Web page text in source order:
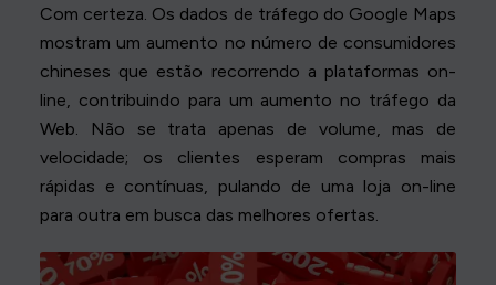
Com certeza. Os dados de tráfego do Google Maps
mostram um aumento no número de consumidores
chineses que estão recorrendo a plataformas on-
line, contribuindo para um aumento no tráfego da
Web. Não se trata apenas de volume, mas de
velocidade; os clientes esperam compras mais
rápidas e contínuas, pulando de uma loja on-line
para outra em busca das melhores ofertas.